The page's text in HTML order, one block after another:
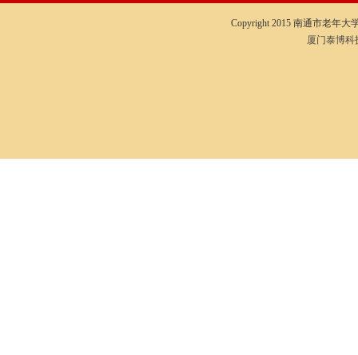
Copyright 2015 南通市老年大
厦门泰博